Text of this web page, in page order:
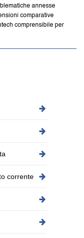
annesse
comparative
comprensibile per
corrente